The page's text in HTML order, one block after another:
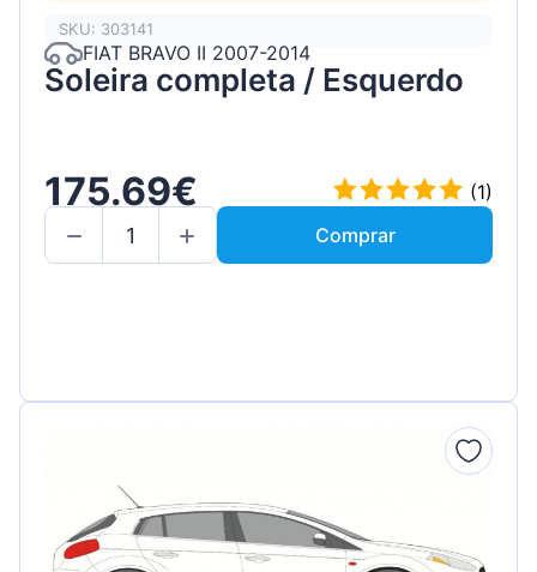
SKU: 303141
FIAT BRAVO II 2007-2014
Soleira completa / Esquerdo
175.69€
(1)
Comprar